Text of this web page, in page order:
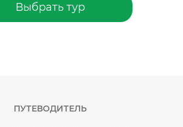
Выбрать тур
ПУТЕВОДИТЕЛЬ